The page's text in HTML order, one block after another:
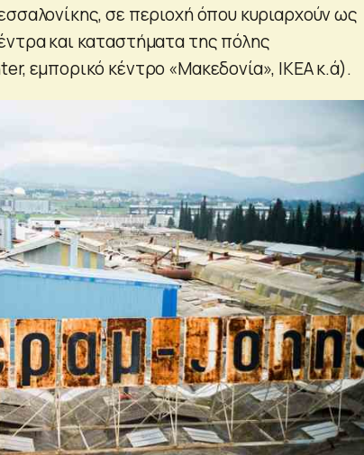
σε περιοχή όπου κυριαρχούν ως
και καταστήματα της πόλης
εμπορικό κέντρο «Μακεδονία», ΙΚΕΑ κ.ά).